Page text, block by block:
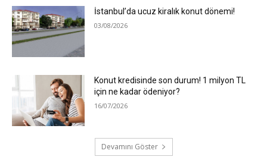
İstanbul’da ucuz kiralık konut dönemi!
03/08/2026
Konut kredisinde son durum! 1 milyon TL
için ne kadar ödeniyor?
16/07/2026
Devamını Göster